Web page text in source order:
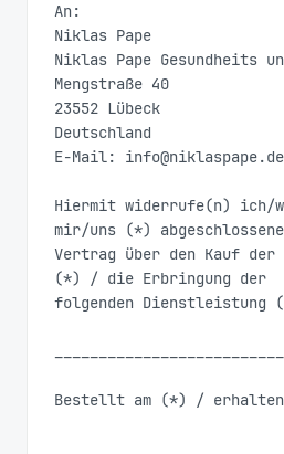
An:
Niklas Pape
Niklas Pape Gesundheits
Mengstraße 40
23552 Lübeck
Deutschland
E-Mail: info@niklaspape.de
Hiermit widerrufe(n) ich/
mir/uns (*)
Vertrag über den Kauf der
(*) / die Erbringung der
folgenden Dienstleistung
Bestellt am (*) /